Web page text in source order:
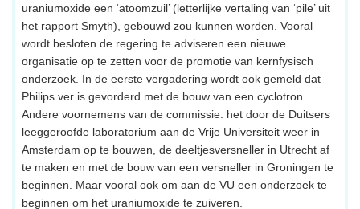
uraniumoxide een ‘atoomzuil’ (letterlijke vertaling van ‘pile’ uit
het rapport Smyth), gebouwd zou kunnen worden. Vooral
wordt besloten de regering te adviseren een nieuwe
organisatie op te zetten voor de promotie van kernfysisch
onderzoek. In de eerste vergadering wordt ook gemeld dat
Philips ver is gevorderd met de bouw van een cyclotron.
Andere voornemens van de commissie: het door de Duitsers
leeggeroofde laboratorium aan de Vrije Universiteit weer in
Amsterdam op te bouwen, de deeltjesversneller in Utrecht af
te maken en met de bouw van een versneller in Groningen te
beginnen. Maar vooral ook om aan de VU een onderzoek te
beginnen om het uraniumoxide te zuiveren.